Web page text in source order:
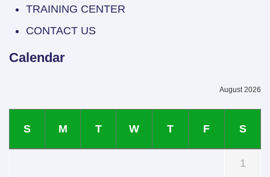
TRAINING CENTER
CONTACT US
Calendar
August 2026
S M T W T F S
1